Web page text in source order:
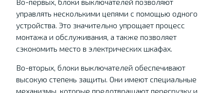
управлять несколькими цепями с помощью одного
устройства. Это значительно упрощает процесс
монтажа и обслуживания, а также позволяет
сэкономить место в электрических шкафах.
Во-вторых, блоки выключателей обеспечивают
высокую степень защиты. Они имеют специальные
механизмы, которые предотвращают перегрузку и